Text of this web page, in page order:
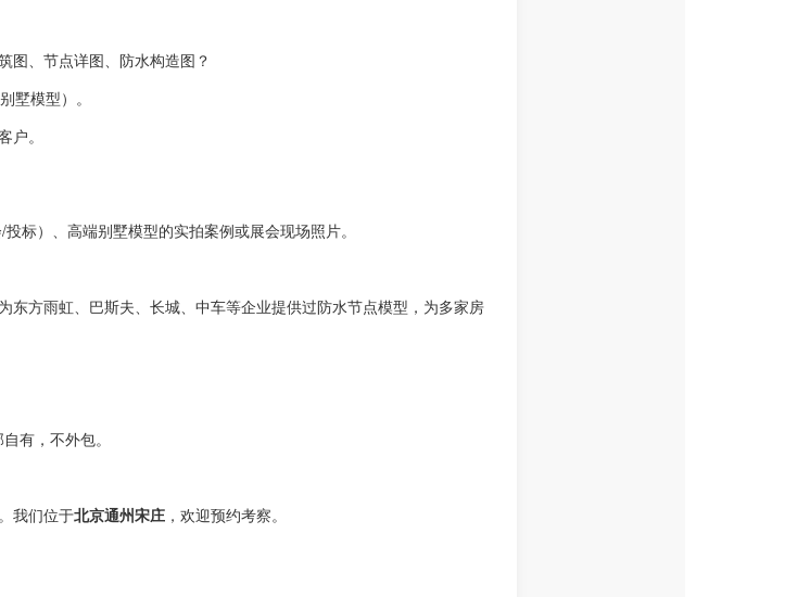
图、节点详图、防水构造图？
墅模型）。
户。
标）、高端别墅模型的实拍案例或展会现场照片。
东方雨虹、巴斯夫、长城、中车等企业提供过防水节点模型，为多家房
有，不外包。
我们位于北京通州宋庄 ，欢迎预约考察。